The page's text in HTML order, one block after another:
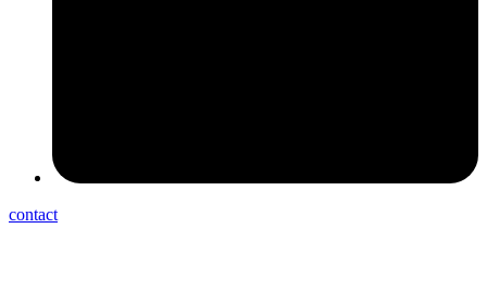
contact